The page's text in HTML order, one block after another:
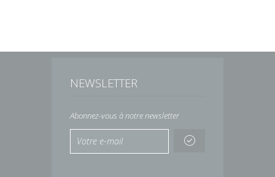
NEWSLETTER
Abonnez-vous à notre newsletter